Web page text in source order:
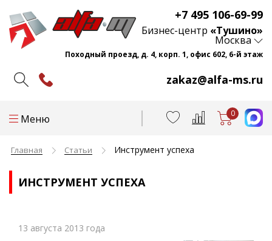
+7 495 106-69-99
zakaz@alfa-ms.ru
Бизнес-центр «Тушино»
Москва
Походный проезд, д. 4, корп. 1, офис 602, 6-й этаж
Меню 0
Главная Статьи Инструмент успеха
ИНСТРУМЕНТ УСПЕХА
13 августа 2013 года